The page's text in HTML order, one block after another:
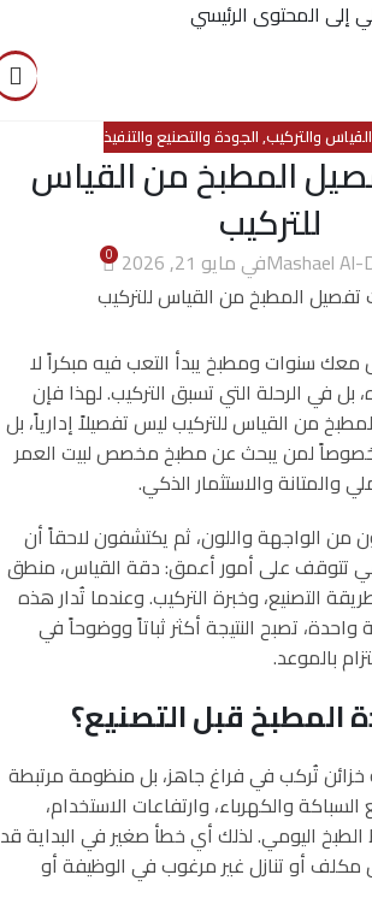
إلى المحتوى الرئيسي
والتركيب,الجودة والتصنيع والتنفيذ
المطبخ من القياس
للتركيب
Mashael Al-في مايو 21, 2026 0
سنوات ومطبخ يبدأ التعب فيه مبكراً لا
في الرحلة التي تسبق التركيب. لهذا فإن
من القياس للتركيب ليس تفصيلاً إدارياً، بل
خصوصاً لمن يبحث عن مطبخ مخصص لبيت العمر
والمتانة والاستثمار الذكي.
من الواجهة واللون، ثم يكتشفون لاحقاً أن
تتوقف على أمور أعمق: دقة القياس، منطق
التصنيع، وخبرة التركيب. وعندما تُدار هذه
تصبح النتيجة أكثر ثباتاً ووضوحاً في
بالموعد.
المطبخ قبل التصنيع؟
تُركب في فراغ جاهز، بل منظومة مرتبطة
والكهرباء، وارتفاعات الاستخدام،
الطبخ اليومي. لذلك أي خطأ صغير في البداية قد
مكلف أو تنازل غير مرغوب في الوظيفة أو